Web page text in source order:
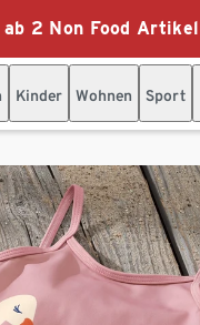
ab 2 Non Food
Kinder Wohnen Sport